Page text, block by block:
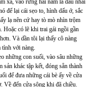
xá, vào rừng hái nắm lá dấu nhai
để lại cái sẹo to, hình dấu ớ, sắc
lạ nên cứ hay tò mò nhìn trộm
Hoặc có lẽ khi trai gái ngồi gần
Và dần tôi lại thấy cô nàng
tình với nàng.
những con suối, vào sâu những
sản khác tập kết, đóng sẵn thành
để đưa những cái bè ấy về cửa
đến cửa sông khi đã chiều.